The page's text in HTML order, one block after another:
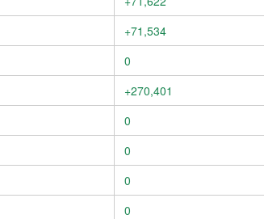
+71,534
0
+270,401
0
0
0
0